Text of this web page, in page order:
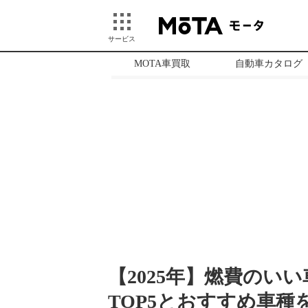
サービス
MOTA車買取 自動車カタログ
【2025年】燃費のい
TOP5とおすすめ車種